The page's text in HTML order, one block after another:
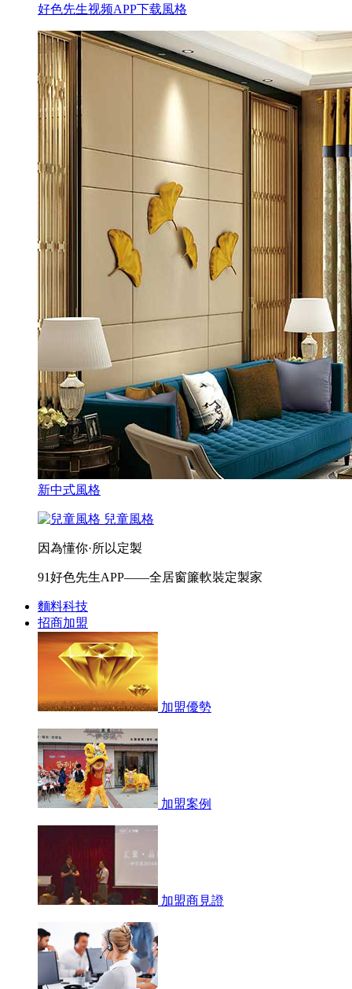
好色先生视频APP下载風格
新中式風格
兒童風格
因為懂你·所以定製
91好色先生APP——全居窗簾軟裝定製家
麵料科技
招商加盟
加盟優勢
加盟案例
加盟商見證